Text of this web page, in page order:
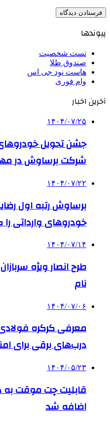
پیوندها
تست شخصیت
صندوق طلا
هاست نود جی اس
وام فوری
آخرین اخبار
۱۴۰۴/۰۷/۲۵
جشن تحویل
شرکت برساوش در
۱۴۰۴/۰۷/۲۲
برساوش رتبه اول
خودروهای وارداتی
۱۴۰۴/۰۷/۱۴
نام
۱۴۰۴/۰۷/۰۶
درب‌های برقی برای
۱۴۰۴/۰۵/۲۳
قابلیت چت موقت
اضافه شد